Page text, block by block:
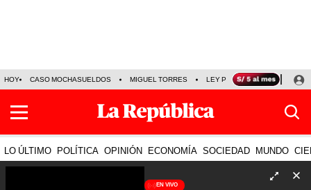
HOY CASO MOCHASUELDOS MIGUEL TORRES LEY PULPÍN PRECIO DEL
LO ÚLTIMO POLÍTICA OPINIÓN ECONOMÍA SOCIEDAD MUNDO
EN VIVO